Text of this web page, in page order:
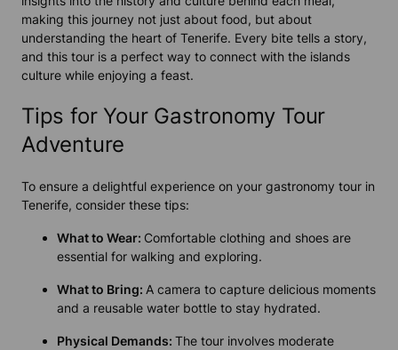
making this journey not just about food, but about
understanding the heart of Tenerife. Every bite tells a story,
and this tour is a perfect way to connect with the islands
culture while enjoying a feast.
Tips for Your Gastronomy Tour
Adventure
To ensure a delightful experience on your gastronomy tour in
Tenerife, consider these tips:
What to Wear: Comfortable clothing and shoes are
essential for walking and exploring.
What to Bring: A camera to capture delicious moments
and a reusable water bottle to stay hydrated.
Physical Demands: The tour involves moderate